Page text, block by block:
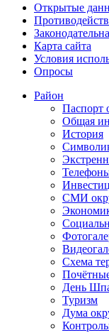
Открытые
Карта сайта
Условия
Опросы
Район
Паспорт
Общая
История
СМИ
Схема
День
Туризм
Дума